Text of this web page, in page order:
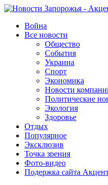
Война
Все новости
Общество
События
Украина
Спорт
Экономика
Новости
Политические
Экология
Здоровье
Отдых
Популярное
Эксклюзив
Точка зрения
Фото-видео
Подержка сайта